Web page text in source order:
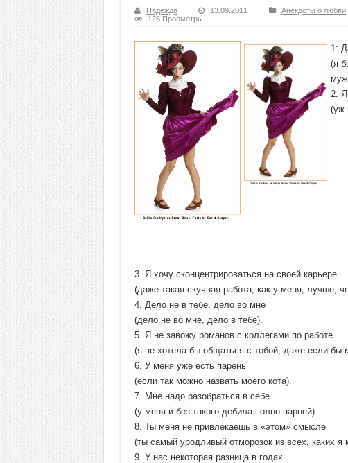
Надежда 13.09.2011 Анекдоты о
126 Просмотры
1:
(я
2. Я
(уж
3. Я хочу сконцентрироваться на своей карьере
(даже такая скучная работа, как у меня, лучше,
4. Дело не в тебе, дело во мне
(дело не во мне, дело в тебе).
5. Я не завожу романов с коллегами по работе
(я не хотела бы общаться с тобой, даже если бы
6. У меня уже есть парень
(если так можно назвать моего кота).
7. Мне надо разобраться в себе
(у меня и без такого дебила полно парней).
8. Ты меня не привлекаешь в «этом» смысле
(ты самый уродливый отморозок из всех, каких я
9. У нас некоторая разница в годах